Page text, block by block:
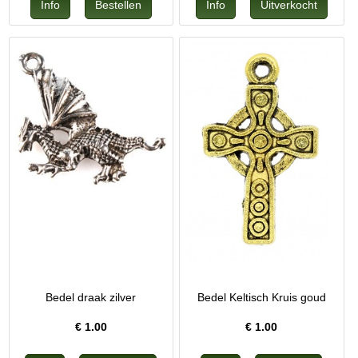
Bedel draak zilver
€ 1.00
Bedel Keltisch Kruis goud
€ 1.00